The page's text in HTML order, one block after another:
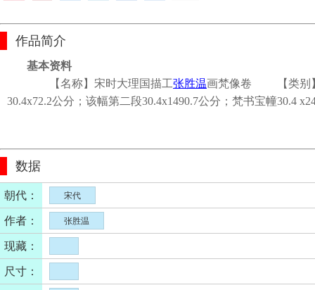
作品简介
基本资料
【名称】宋时大理国描工张胜温画梵像卷 【类别
30.4x72.2公分；该幅第二段30.4x1490.7公分；梵书宝幢30.4
童、天王、飞天、神、仙、鬼怪、僧（和尚、尼姑）、天龙
牛、狮、鹿、虎、蛇．蜥蜴、象、猪、鹤、鸡、鸳鸯、孔雀
花器、乐器、香炉．火盆、宗教器用、耕织渔猎、仪仗（佛
数据
朝代： 宋代
作者： 张胜温
现藏：
尺寸：